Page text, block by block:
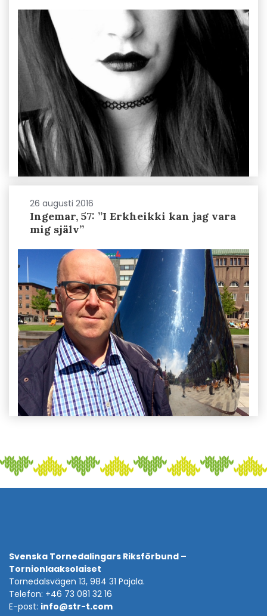
26 augusti 2016
Ingemar, 57: ”I Erkheikki kan jag vara
mig själv”
Svenska Tornedalingars Riksförbund –
Tornionlaaksolaiset
Tornedalsvägen 13, 984 31 Pajala.
Telefon: +46 73 081 32 16
E-post: info@str-t.com